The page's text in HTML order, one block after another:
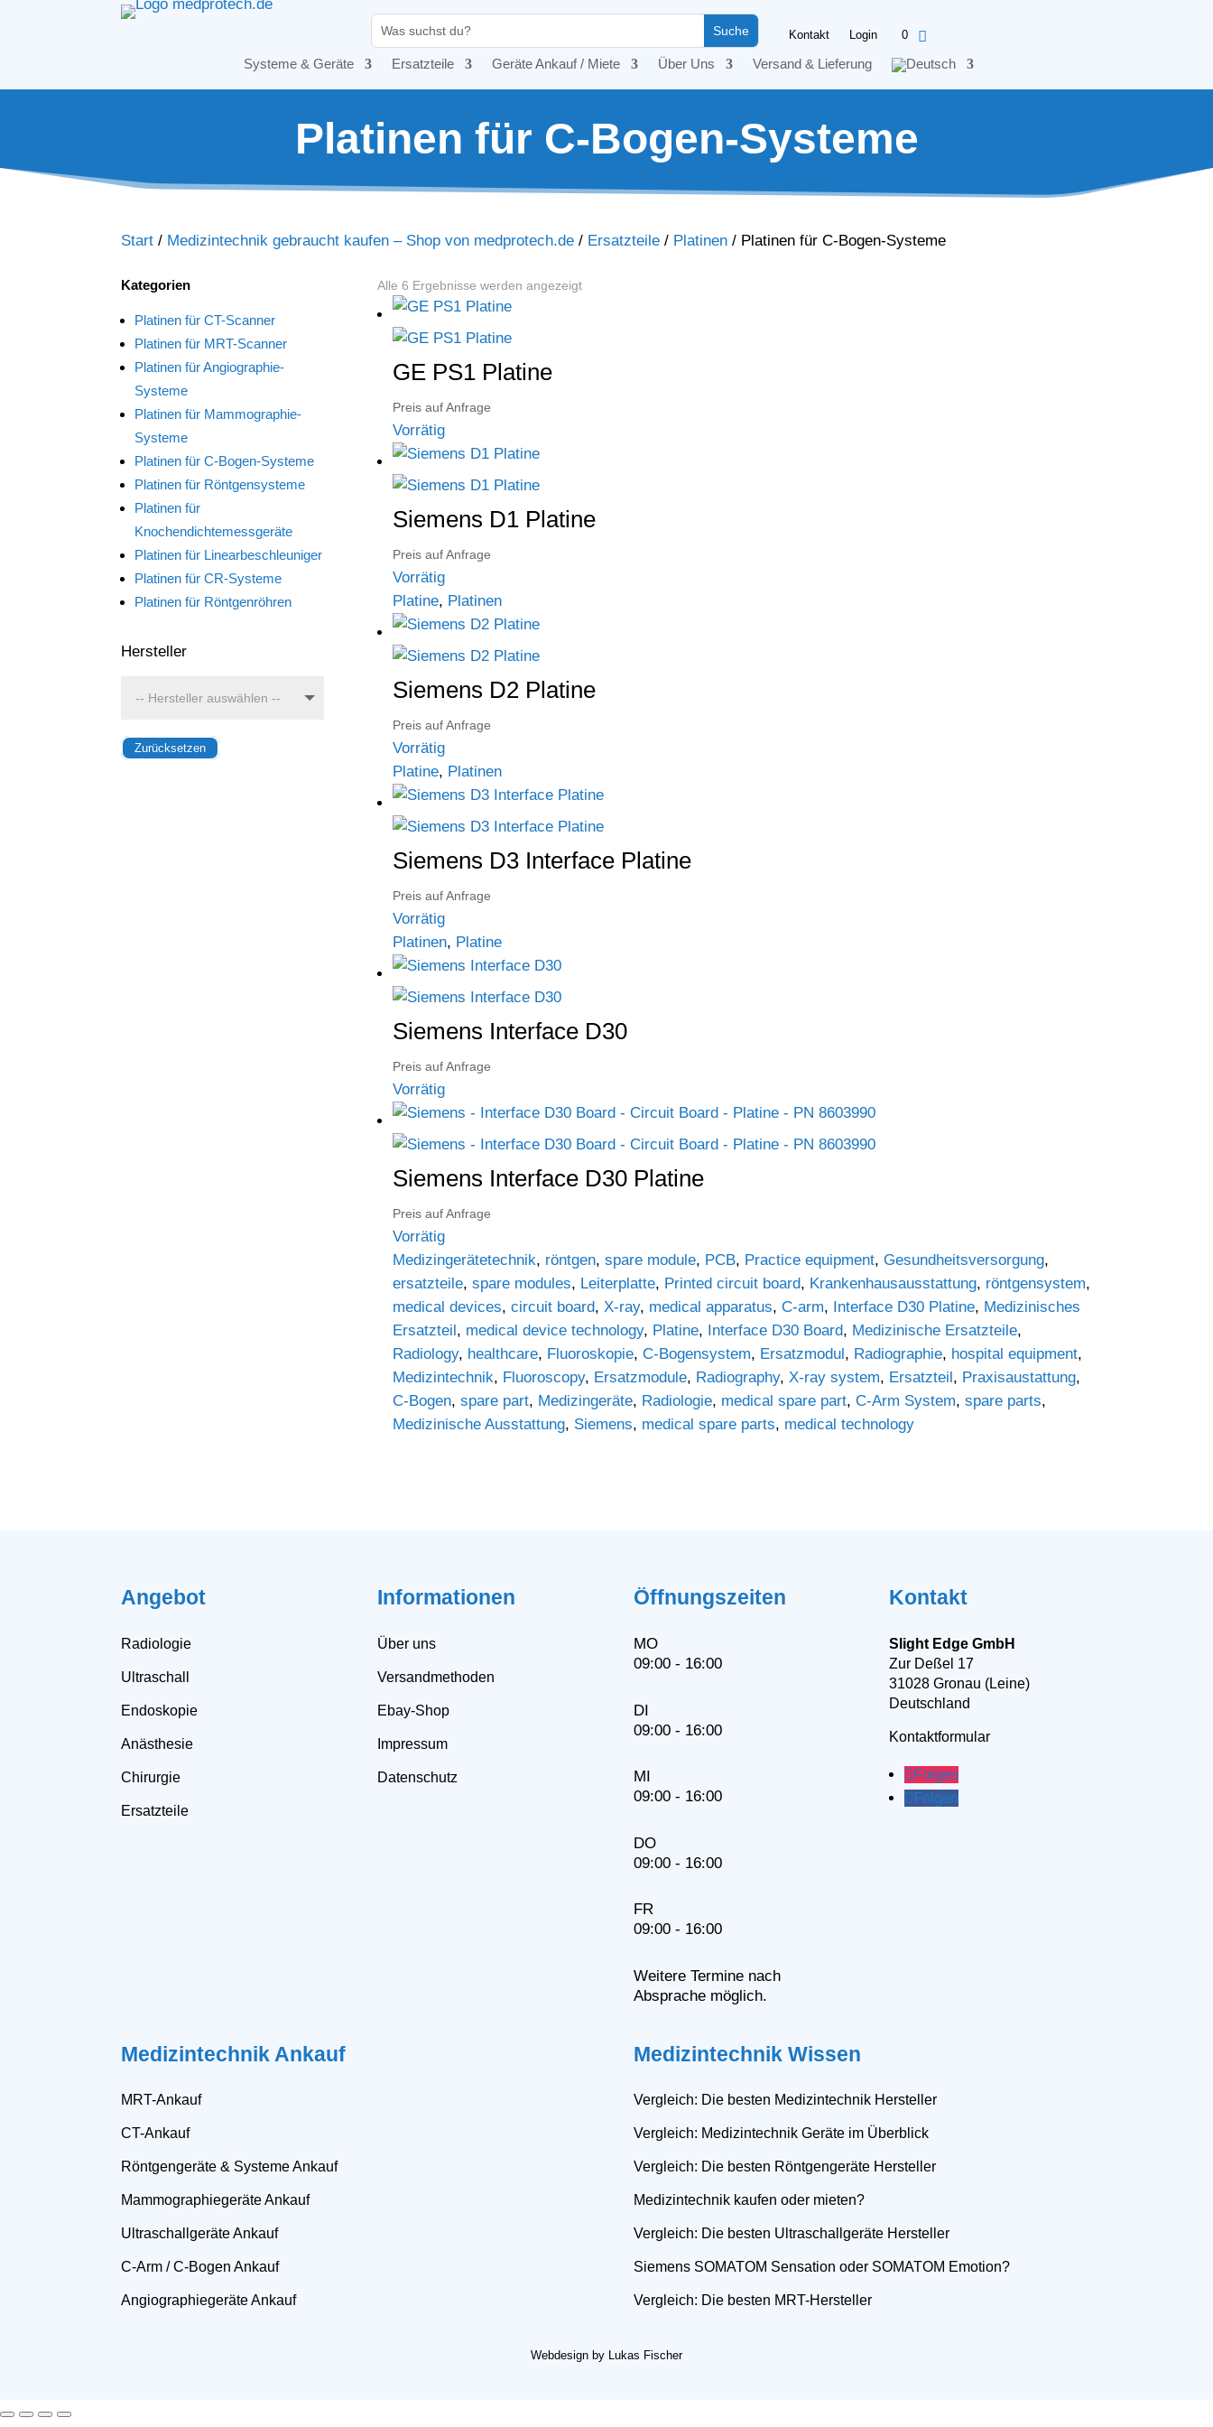
Kontakt Login 0
Systeme & Geräte Ersatzteile Geräte Ankauf / Miete Über Uns Versand & Lieferung
Platinen für C-Bogen-Systeme
Start / Medizintechnik gebraucht kaufen – Shop von medprotech.de / Ersatzteile / Platinen / Platinen für C-Bogen-Systeme
Kategorien
Platinen für CT-Scanner
Platinen für MRT-Scanner
Platinen für Angiographie-
Systeme
Platinen für Mammographie-
Systeme
Platinen für C-Bogen-Systeme
Platinen für Röntgensysteme
Platinen für
Knochendichtemessgeräte
Platinen für Linearbeschleuniger
Platinen für CR-Systeme
Platinen für Röntgenröhren
Hersteller
Zurücksetzen
Alle 6 Ergebnisse werden angezeigt
GE PS1 Platine
Preis auf Anfrage
Vorrätig
Siemens D1 Platine
Preis auf Anfrage
Vorrätig
Platine, Platinen
Siemens D2 Platine
Preis auf Anfrage
Vorrätig
Platine, Platinen
Siemens D3 Interface Platine
Preis auf Anfrage
Vorrätig
Platinen, Platine
Siemens Interface D30
Preis auf Anfrage
Vorrätig
Siemens Interface D30 Platine
Preis auf Anfrage
Vorrätig
Medizingerätetechnik, röntgen, spare module, PCB, Practice equipment, Gesundheitsversorgung,
ersatzteile, spare modules, Leiterplatte, Printed circuit board, Krankenhausausstattung, röntgensystem,
medical devices, circuit board, X-ray, medical apparatus, C-arm, Interface D30 Platine, Medizinisches
Ersatzteil, medical device technology, Platine, Interface D30 Board, Medizinische Ersatzteile,
Radiology, healthcare, Fluoroskopie, C-Bogensystem, Ersatzmodul, Radiographie, hospital equipment,
Medizintechnik, Fluoroscopy, Ersatzmodule, Radiography, X-ray system, Ersatzteil, Praxisaustattung,
C-Bogen, spare part, Medizingeräte, Radiologie, medical spare part, C-Arm System, spare parts,
Medizinische Ausstattung, Siemens, medical spare parts, medical technology
Angebot
Radiologie
Ultraschall
Endoskopie
Anästhesie
Chirurgie
Ersatzteile
Informationen
Über uns
Versandmethoden
Ebay-Shop
Impressum
Datenschutz
Öffnungszeiten
MO
09:00 - 16:00
DI
09:00 - 16:00
MI
09:00 - 16:00
DO
09:00 - 16:00
FR
09:00 - 16:00
Weitere Termine nach
Absprache möglich.
Kontakt
Slight Edge GmbH
Zur Deßel 17
31028 Gronau (Leine)
Deutschland
Kontaktformular
Folgen
Folgen
Medizintechnik Ankauf
MRT-Ankauf
CT-Ankauf
Röntgengeräte & Systeme Ankauf
Mammographiegeräte Ankauf
Ultraschallgeräte Ankauf
C-Arm / C-Bogen Ankauf
Angiographiegeräte Ankauf
Medizintechnik Wissen
Vergleich: Die besten Medizintechnik Hersteller
Vergleich: Medizintechnik Geräte im Überblick
Vergleich: Die besten Röntgengeräte Hersteller
Medizintechnik kaufen oder mieten?
Vergleich: Die besten Ultraschallgeräte Hersteller
Siemens SOMATOM Sensation oder SOMATOM Emotion?
Vergleich: Die besten MRT-Hersteller
Webdesign by Lukas Fischer